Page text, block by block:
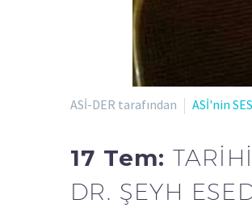
ASİ-DER tarafından ASİ'nin
17 Tem:
DR. ŞEYH